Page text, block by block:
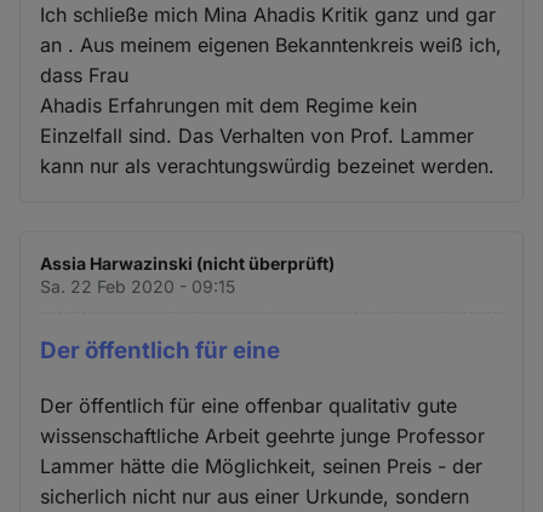
Ich schließe mich Mina Ahadis Kritik ganz und gar
an . Aus meinem eigenen Bekanntenkreis weiß ich,
dass Frau
Ahadis Erfahrungen mit dem Regime kein
Einzelfall sind. Das Verhalten von Prof. Lammer
kann nur als verachtungswürdig bezeinet werden.
Assia Harwazinski (nicht überprüft)
Sa. 22 Feb 2020 - 09:15
Der öffentlich für eine
Der öffentlich für eine offenbar qualitativ gute
wissenschaftliche Arbeit geehrte junge Professor
Lammer hätte die Möglichkeit, seinen Preis - der
sicherlich nicht nur aus einer Urkunde, sondern